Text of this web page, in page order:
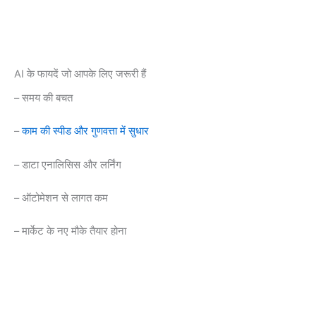
AI के फायदें जो आपके लिए जरूरी हैं
– समय की बचत
–काम की स्पीड और गुणवत्ता में सुधार
– डाटा एनालिसिस और लर्निंग
– ऑटोमेशन से लागत कम
– मार्केट के नए मौके तैयार होना